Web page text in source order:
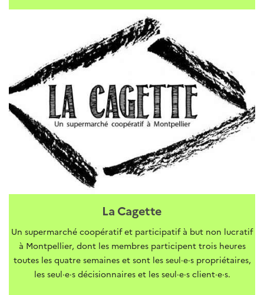
La Cagette
Un supermarché coopératif et participatif à but non lucratif
à Montpellier, dont les membres participent trois heures
toutes les quatre semaines et sont les seul·e·s propriétaires,
les seul·e·s décisionnaires et les seul·e·s client·e·s.